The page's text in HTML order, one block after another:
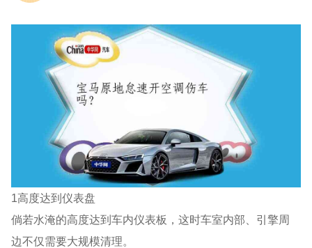
1高度达到仪表盘
倘若水淹的高度达到车内仪表板，这时车室内部、引擎周
边不仅需要大规模清理。